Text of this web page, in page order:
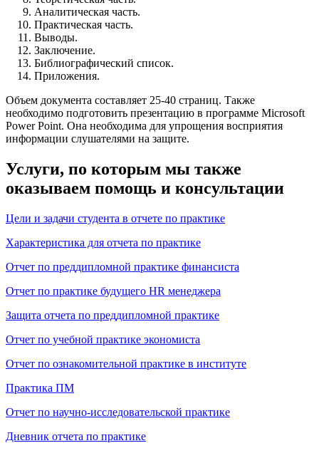
Аналитическая часть.
Практическая часть.
Выводы.
Заключение.
Библиографический список.
Приложения.
Объем документа составляет 25-40 страниц. Также
необходимо подготовить презентацию в программе Microsoft
Power Point. Она необходима для упрощения восприятия
информации слушателями на защите.
Услуги, по которым мы также
оказываем помощь и консультации
Цели и задачи студента в отчете по практике
Характеристика для отчета по практике
Отчет по преддипломной практике финансиста
Отчет по практике будущего HR менеджера
Защита отчета по преддипломной практике
Отчет по учебной практике экономиста
Отчет по ознакомительной практике в институте
Практика ПМ
Отчет по научно-исследовательской практике
Дневник отчета по практике